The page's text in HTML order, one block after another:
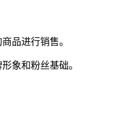
品进行销售。
象和粉丝基础。